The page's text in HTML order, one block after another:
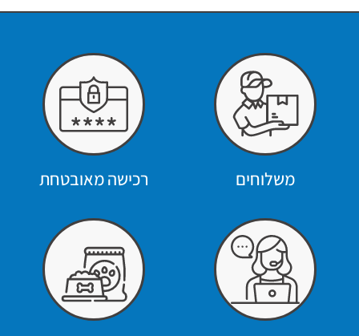
משלוחים רכישה מאובטחת